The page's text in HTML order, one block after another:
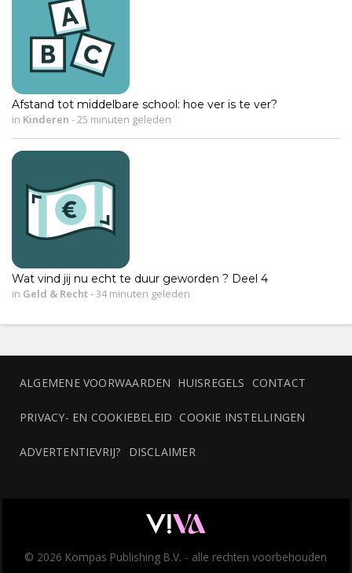
Afstand tot middelbare school: hoe ver is te ver?
in Kinderen -25 minuten geleden
Wat vind jij nu echt te duur geworden ? Deel 4
in Geld & Recht-34 minuten geleden
ALGEMENE VOORWAARDEN HUISREGELS CONTACT
PRIVACY- EN COOKIEBELEID COOKIE INSTELLINGEN
ADVERTENTIEVRIJ? DISCLAIMER
© 2026 Kompas Publishing B.V. - alle rechten voorbehouden